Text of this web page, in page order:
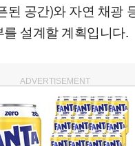
된 공간)와 자연 채광
설계할 계획입니다.
ADVERTISEMENT